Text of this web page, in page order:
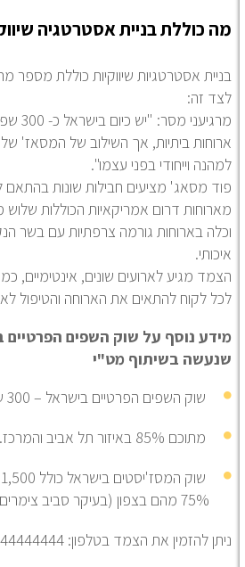
כוללת בניית אסטרטגיה שיווקית
אסטרטגיות שיווקיות כוללת מספר
זה:
מרגיעני מסר: "יש
ביתיות, אך השילוב של המסאז' שלי,
וייחודי בפני עצמו".
מסאג' מציעים חבילות שונות בהתאם
דרום אמריקאיות הכוללות שלוש
בארוחות גורמה צרפתיות עם בשר הנקנה
מגיע לארועים שונים, אינטימיים, כמו
לקוח להתאים את הארוחה והטיפול
נוסף על שוק השפים הפרטיים
בשיתוף מט"י
שוק השפים הפרטיים בישראל – 300 שפים.
מתוכם 85% באיזור תל אביב והמרכז.
שוק
75% מהם בצפון (בעיקר סביב צימרים).
להזמין את הצמד בטלפון: 054-44444444